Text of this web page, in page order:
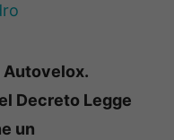
Autovelox.
Decreto Legge
un